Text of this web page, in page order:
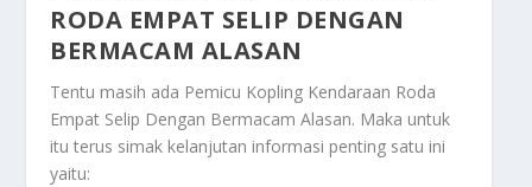
RODA EMPAT SELIP DENGAN
BERMACAM ALASAN
Tentu masih ada Pemicu Kopling Kendaraan Roda
Empat Selip Dengan Bermacam Alasan. Maka untuk
itu terus simak kelanjutan informasi penting satu ini
yaitu: